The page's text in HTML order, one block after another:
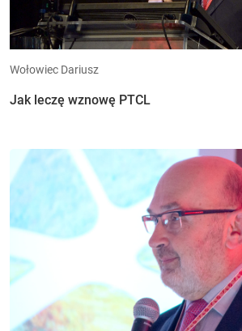
Wołowiec Dariusz
Jak leczę wznowę PTCL